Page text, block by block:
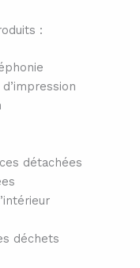
:
détachées
déchets